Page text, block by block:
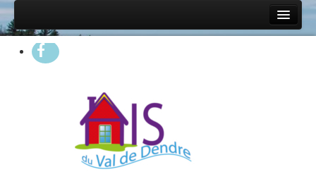
Accueil
Présentation
Nos partenaires
On parle de nous...
Questions fréquentes